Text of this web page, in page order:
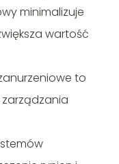
minimalizuje
wartość
to